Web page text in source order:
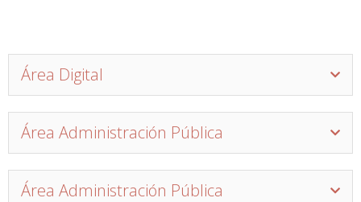
Área Digital
Área Administración Pública
Área Administración Pública